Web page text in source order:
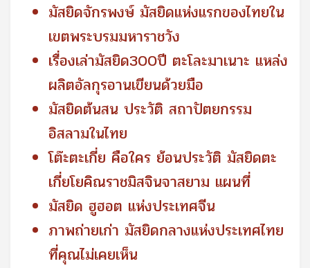
มัสยิดจักรพงษ์ มัสยิดแห่งแรกของไทยใน
เขตพระบรมมหาราชวัง
เรื่องเล่ามัสยิด300ปี ตะโละมาเนาะ แหล่ง
ผลิตอัลกุรอานเขียนด้วยมือ
มัสยิดต้นสน ประวัติ สถาปัตยกรรม
อิสลามในไทย
โต๊ะตะเกี่ย คือใคร ย้อนประวัติ มัสยิดตะ
เกี่ยโยคิณราชมิสจินจาสยาม แผนที่
มัสยิด ฮูฮอต แห่งประเทศจีน
ภาพถ่ายเก่า มัสยิดกลางแห่งประเทศไทย
ที่คุณไม่เคยเห็น